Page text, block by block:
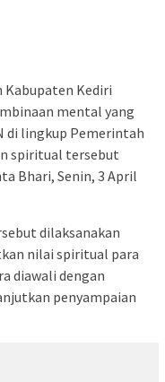
Kediri
mental yang
di lingkup Pemerintah
spiritual tersebut
Bhari, Senin, 3 April
dilaksanakan
nilai spiritual para
diawali dengan
penyampaian